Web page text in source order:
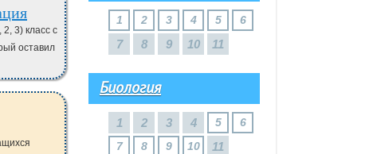
3) класс с
оставил
1 2 3 4 5 6
7 8 9 10 11
Биология
1 2 3 4 5
6
7
8 9 10 11